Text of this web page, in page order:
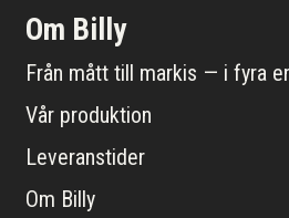
Om Billy
Från mått till markis — i fyra
Vår produktion
Leveranstider
Om Billy